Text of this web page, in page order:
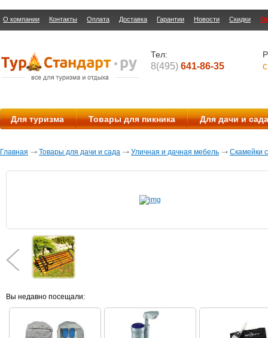
О компании Контакты Оплата Доставка Гарантии Новости Скидки
Тел:
8(495) 641-86-35
Для туризма Товары для пикника Для дачи и сада
Главная Товары для дачи и сада Уличная и дачная мебель Скамейки
Вы недавно посещали: